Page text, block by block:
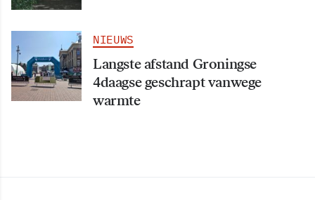
NIEUWS
Langste afstand Groningse
4daagse geschrapt vanwege
warmte